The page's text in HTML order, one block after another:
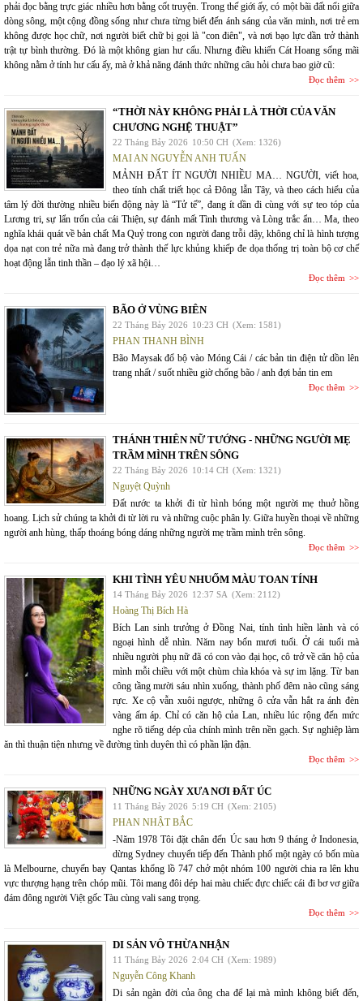
phải đọc bằng trực giác nhiều hơn bằng cốt truyện. Trong thế giới ấy, có một bãi đất nổi giữa
dòng sông, một cộng đồng sống như chưa từng biết đến ánh sáng của văn minh, nơi trẻ em
không được học chữ, nơi người biết chữ bị gọi là "con điên", và nơi bạo lực dần trở thành
trật tự bình thường. Đó là một không gian hư cấu. Nhưng điều khiến Cát Hoang sống mãi
không nằm ở tính hư cấu ấy, mà ở khả năng đánh thức những câu hỏi chưa bao giờ cũ:
Đọc thêm
“THỜI NÀY KHÔNG PHẢI LÀ THỜI CỦA VĂN
CHƯƠNG NGHỆ THUẬT”
22 Tháng Bảy 2026 10:50 CH (Xem: 1326)
MAI AN NGUYỄN ANH TUẤN
MẢNH ĐẤT ÍT NGƯỜI NHIỀU MA… NGƯỜI, viết hoa,
theo tính chất triết học cả Đông lẫn Tây, và theo cách hiểu của
tâm lý đời thường nhiều biến động này là “Tử tế”, đang ít dần đi cùng với sự teo tóp của
Lương tri, sự lẩn trốn của cái Thiện, sự đánh mất Tình thương và Lòng trắc ẩn… Ma, theo
nghĩa khái quát về bản chất Ma Quỷ trong con người đang trỗi dậy, không chỉ là hình tượng
dọa nạt con trẻ nữa mà đang trở thành thế lực khủng khiếp đe dọa thống trị toàn bộ cơ chế
hoạt động lẫn tinh thần – đạo lý xã hội…
Đọc thêm
BÃO Ở VÙNG BIÊN
22 Tháng Bảy 2026 10:23 CH (Xem: 1581)
PHAN THANH BÌNH
Bão Maysak đổ bộ vào Móng Cái / các bản tin điện tử dồn lên
trang nhất / suốt nhiều giờ chống bão / anh đợi bản tin em
Đọc thêm
THÁNH THIÊN NỮ TƯỚNG - NHỮNG NGƯỜI MẸ
TRẦM MÌNH TRÊN SÔNG
22 Tháng Bảy 2026 10:14 CH (Xem: 1321)
Nguyệt Quỳnh
Đất nước ta khởi đi từ hình bóng một người mẹ thuở hồng
hoang. Lịch sử chúng ta khởi đi từ lời ru và những cuộc phân ly. Giữa huyền thoại về những
người anh hùng, thấp thoáng bóng dáng những người mẹ trầm mình trên sông.
Đọc thêm
KHI TÌNH YÊU NHUỐM MÀU TOAN TÍNH
14 Tháng Bảy 2026 12:37 SA (Xem: 2112)
Hoàng Thị Bích Hà
Bích Lan sinh trưởng ở Đồng Nai, tính tình hiền lành và có
ngoại hình dễ nhìn. Năm nay bốn mươi tuổi. Ở cái tuổi mà
nhiều người phụ nữ đã có con vào đại học, cô trở về căn hộ của
mình mỗi chiều với một chùm chìa khóa và sự im lặng. Từ ban
công tầng mười sáu nhìn xuống, thành phố đêm nào cũng sáng
rực. Xe cộ vẫn xuôi ngược, những ô cửa vẫn hắt ra ánh đèn
vàng ấm áp. Chỉ có căn hộ của Lan, nhiều lúc rộng đến mức
nghe rõ tiếng dép của chính mình trên nền gạch. Sự nghiệp làm
ăn thì thuận tiện nhưng về đường tình duyên thì có phần lận đận.
Đọc thêm
NHỮNG NGÀY XƯA NƠI ĐẤT ÚC
11 Tháng Bảy 2026 5:19 CH (Xem: 2105)
PHAN NHẬT BẮC
-Năm 1978 Tôi đặt chân đến Úc sau hơn 9 tháng ở Indonesia,
dừng Sydney chuyển tiếp đến Thành phố một ngày có bốn mùa
là Melbourne, chuyến bay Qantas khổng lồ 747 chở một nhóm 100 người chia ra lên khu
vực thượng hạng trên chóp mũi. Tôi mang đôi dép hai màu chiếc đực chiếc cái đi bơ vơ giữa
đám đông người Việt gốc Tàu cùng vali sang trọng.
Đọc thêm
DI SẢN VÔ THỪA NHẬN
11 Tháng Bảy 2026 2:04 CH (Xem: 1989)
Nguyễn Công Khanh
Di sản ngàn đời của ông cha để lại mà mình không biết đến,